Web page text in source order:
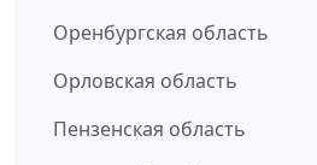
Оренбургская область
Орловская область
Пензенская область